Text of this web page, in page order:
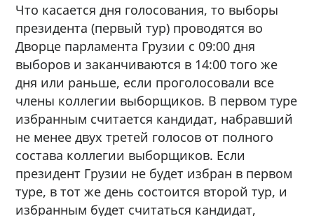
Что касается дня голосования, то выборы
президента (первый тур) проводятся во
Дворце парламента Грузии с 09:00 дня
выборов и заканчиваются в 14:00 того же
дня или раньше, если проголосовали все
члены коллегии выборщиков. В первом туре
избранным считается кандидат, набравший
не менее двух третей голосов от полного
состава коллегии выборщиков. Если
президент Грузии не будет избран в первом
туре, в тот же день состоится второй тур, и
избранным будет считаться кандидат,